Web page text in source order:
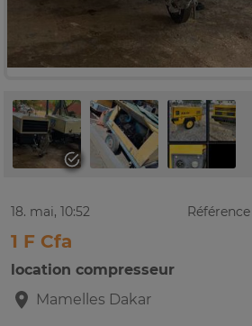
18. mai, 10:52
1 F Cfa
location compresseur
Mamelles Dakar